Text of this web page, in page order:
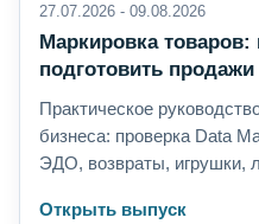
27.07.2026 - 09.08.2026
Маркировка товаров:
подготовить продажи
Практическое
бизнеса: проверка Data
ЭДО, возвраты, игрушки,
Открыть выпуск